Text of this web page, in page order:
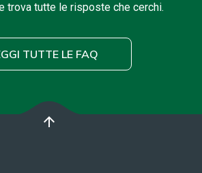
trova tutte le risposte che cerchi.
TUTTE LE FAQ
arrow_upward